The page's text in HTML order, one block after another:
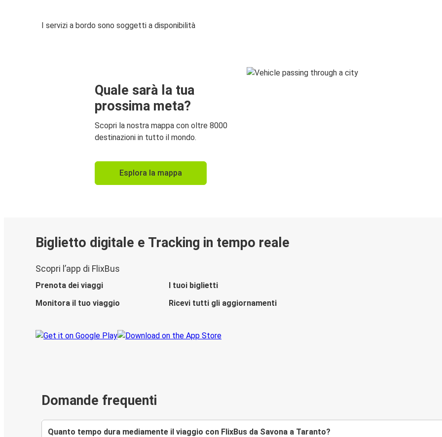
I servizi a bordo sono soggetti a disponibilità
Quale sarà la tua
prossima meta?
Scopri la nostra mappa con oltre 8000
destinazioni in tutto il mondo.
Esplora la mappa
Biglietto digitale e Tracking in tempo reale
Scopri l’app di FlixBus
Prenota dei viaggi
I tuoi biglietti
Monitora il tuo viaggio
Ricevi tutti gli aggiornamenti
Domande frequenti
Quanto tempo dura mediamente il viaggio con FlixBus da Savona a Taranto?